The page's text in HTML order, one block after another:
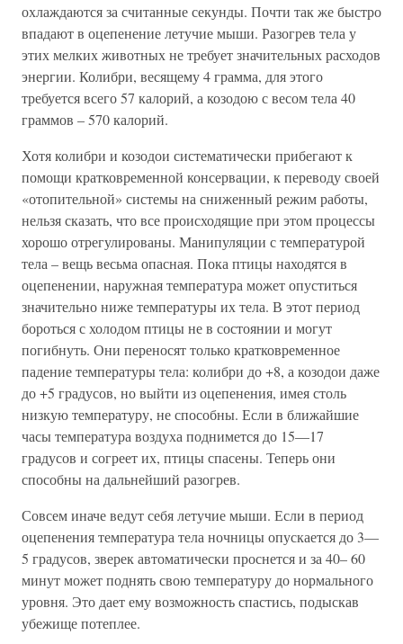
охлаждаются за считанные секунды. Почти так же быстро
впадают в оцепенение летучие мыши. Разогрев тела у
этих мелких животных не требует значительных расходов
энергии. Колибри, весящему 4 грамма, для этого
требуется всего 57 калорий, а козодою с весом тела 40
граммов – 570 калорий.
Хотя колибри и козодои систематически прибегают к
помощи кратковременной консервации, к переводу своей
«отопительной» системы на сниженный режим работы,
нельзя сказать, что все происходящие при этом процессы
хорошо отрегулированы. Манипуляции с температурой
тела – вещь весьма опасная. Пока птицы находятся в
оцепенении, наружная температура может опуститься
значительно ниже температуры их тела. В этот период
бороться с холодом птицы не в состоянии и могут
погибнуть. Они переносят только кратковременное
падение температуры тела: колибри до +8, а козодои даже
до +5 градусов, но выйти из оцепенения, имея столь
низкую температуру, не способны. Если в ближайшие
часы температура воздуха поднимется до 15—17
градусов и согреет их, птицы спасены. Теперь они
способны на дальнейший разогрев.
Совсем иначе ведут себя летучие мыши. Если в период
оцепенения температура тела ночницы опускается до 3—
5 градусов, зверек автоматически проснется и за 40– 60
минут может поднять свою температуру до нормального
уровня. Это дает ему возможность спастись, подыскав
убежище потеплее.